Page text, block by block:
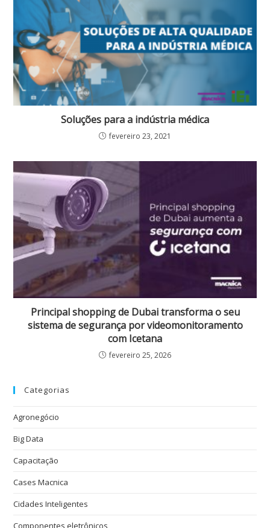
Soluções para a indústria médica
fevereiro 23, 2021
Principal shopping de Dubai transforma o seu
sistema de segurança por videomonitoramento
com Icetana
fevereiro 25, 2026
Categorias
Agronegócio
Big Data
Capacitação
Cases Macnica
Cidades Inteligentes